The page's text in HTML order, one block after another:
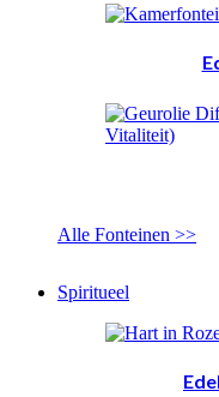
Alle Fonteinen >>
Spiritueel